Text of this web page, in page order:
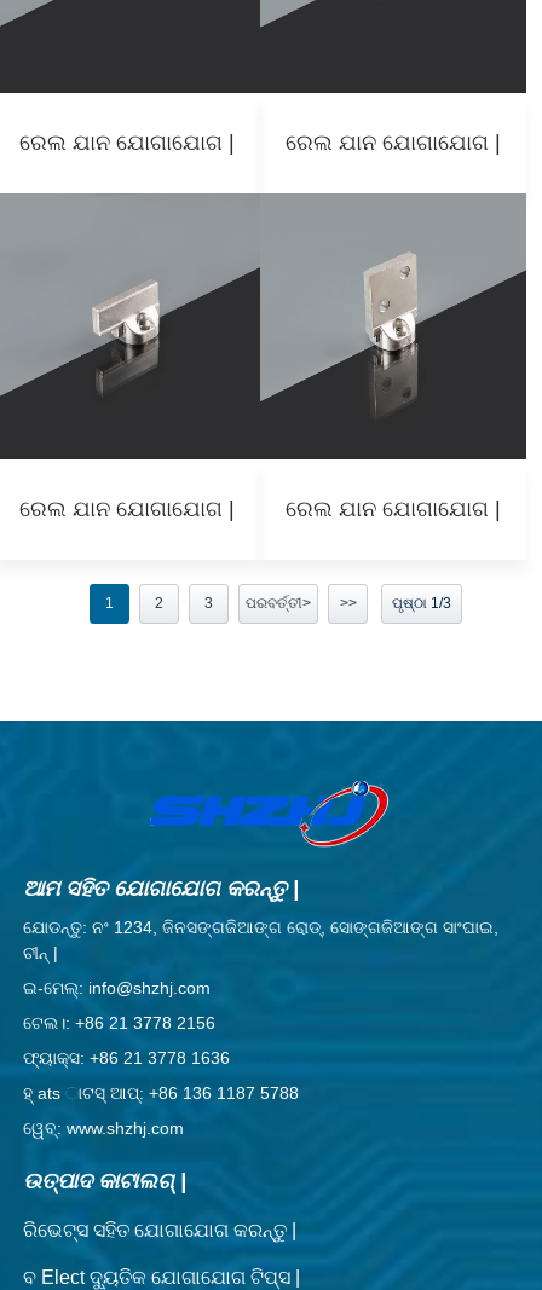
ରେଲ ଯାନ ଯୋଗାଯୋଗ | ରେଲ ଯାନ ଯୋଗାଯୋଗ |
ରେଲ ଯାନ ଯୋଗାଯୋଗ | ରେଲ ଯାନ ଯୋଗାଯୋଗ |
1 2 3 ପରବର୍ତ୍ତୀ> >> ପୃଷ୍ଠା 1/3
ଆମ ସହିତ ଯୋଗାଯୋଗ କରନ୍ତୁ |
ଯୋଡନ୍ତୁ: ନଂ 1234, ଜିନସଙ୍ଗଜିଆଙ୍ଗ ରୋଡ୍, ସୋଙ୍ଗଜିଆଙ୍ଗ ସାଂଘାଇ,
ଚୀନ୍ |
ଇ-ମେଲ୍: info@shzhj.com
ଟେଲ।: +86 21 3778 2156
ଫ୍ୟାକ୍ସ: +86 21 3778 1636
ହ୍ ats ାଟସ୍ ଆପ୍: +86 136 1187 5788
ୱେବ୍: www.shzhj.com
ଉତ୍ପାଦ କାଟାଲଗ୍ |
ରିଭେଟ୍ସ ସହିତ ଯୋଗାଯୋଗ କରନ୍ତୁ |
ବ Elect ଦ୍ୟୁତିକ ଯୋଗାଯୋଗ ଟିପ୍ସ |